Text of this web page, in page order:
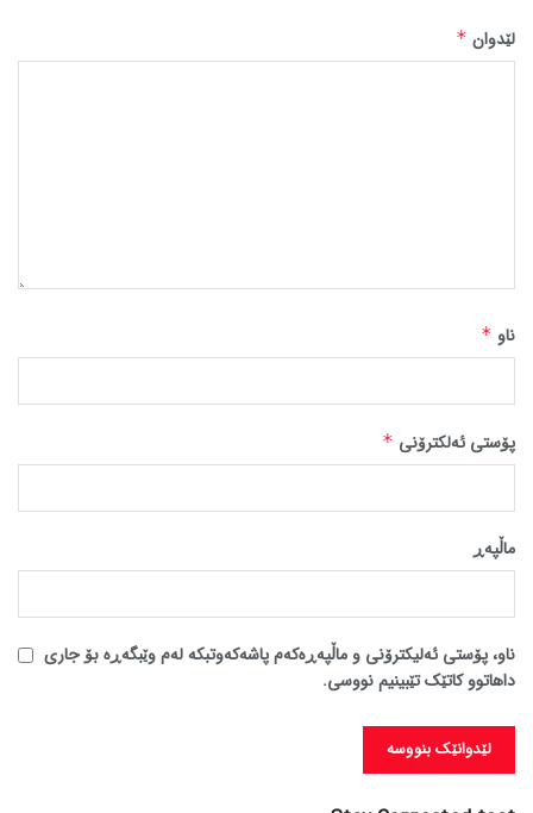
لێدوان *
ناو *
پۆستی ئەلکترۆنی *
ماڵپه‌ڕ
ناو، پۆستی ئەلیکترۆنی و ماڵپەڕەکەم پاشەکەوتبکە لەم وێبگەڕە بۆ جاری
داهاتوو کاتێک تێبینیم نووسی.